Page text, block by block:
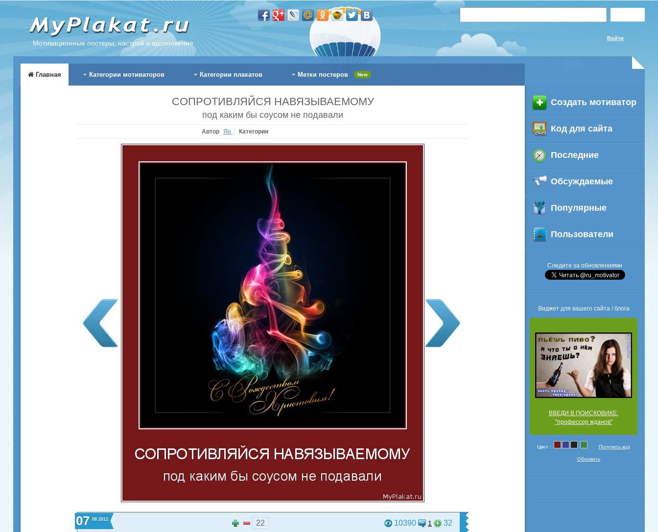
Мотивационные постеры, настрой и вдохновение
Войти
Главная Категории мотиваторов Категории плакатов Метки постеров New
Создать мотиватор
Код для сайта
Последние
Обсуждаемые
Популярные
Пользователи
Следите за обновлениями
Виджет для вашего сайта / блога
ВВЕДИ В ПОИСКОВИКЕ:
"профессор жданов"
Цвет : Получить код
Обновить
СОПРОТИВЛЯЙСЯ НАВЯЗЫВАЕМОМУ
под каким бы соусом не подавали
Автор Ян Категории
07 08 2012 22 10390 1 32